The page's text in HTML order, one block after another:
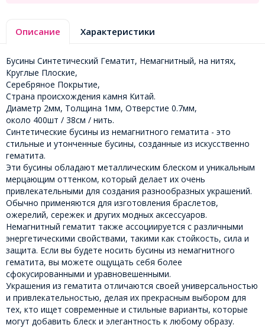
Описание Характеристики
Бусины Синтетический Гематит, Немагнитный, на нитях,
Круглые Плоские,
Серебряное Покрытие,
Страна происхождения камня Китай.
Диаметр 2мм, Толщина 1мм, Отверстие 0.7мм,
около 400шт / 38см / нить.
Синтетические бусины из немагнитного гематита - это
стильные и утонченные бусины, созданные из искусственно
гематита.
Эти бусины обладают металлическим блеском и уникальным
мерцающим оттенком, который делает их очень
привлекательными для создания разнообразных украшений.
Обычно применяются для изготовления браслетов,
ожерелий, сережек и других модных аксессуаров.
Немагнитный гематит также ассоциируется с различными
энергетическими свойствами, такими как стойкость, сила и
защита. Если вы будете носить бусины из немагнитного
гематита, вы можете ощущать себя более
сфокусированными и уравновешенными.
Украшения из гематита отличаются своей универсальностью
и привлекательностью, делая их прекрасным выбором для
тех, кто ищет современные и стильные варианты, которые
могут добавить блеск и элегантность к любому образу.